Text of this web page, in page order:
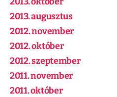
2013. augusztus
2012. november
2012. október
2012. szeptember
2011. november
2011. október